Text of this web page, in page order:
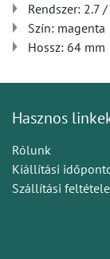
Rendszer: 2.7
Szín: magenta
Hossz: 64 mm
Hasznos
Rólunk
Kiállítási
Szállítási